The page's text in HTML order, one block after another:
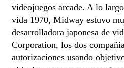
videojuegos arcade. A lo
vida 1970, Midway estuvo
desarrolladora japonesa de
Corporation, los dos
autorizaciones usando